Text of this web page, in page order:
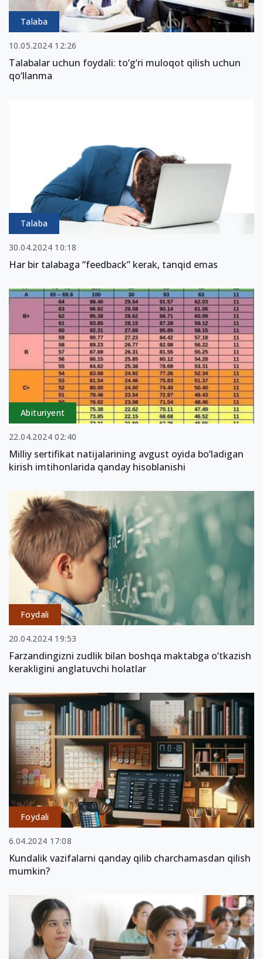
Talaba
10.05.2024 12:26
Talabalar uchun foydali: to‘g‘ri muloqot qilish uchun
qo‘llanma
Talaba
30.04.2024 10:18
Har bir talabaga “feedback” kerak, tanqid emas
Abituriyent
22.04.2024 02:40
Milliy sertifikat natijalarining avgust oyida bo‘ladigan
kirish imtihonlarida qanday hisoblanishi
Foydali
20.04.2024 19:53
Farzandingizni zudlik bilan boshqa maktabga o‘tkazish
kerakligini anglatuvchi holatlar
Foydali
6.04.2024 17:08
Kundalik vazifalarni qanday qilib charchamasdan qilish
mumkin?